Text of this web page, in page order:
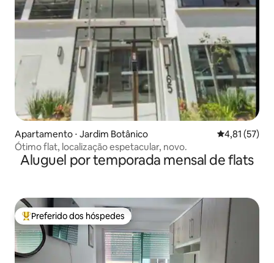
Apartamento ⋅ Jardim Botânico 4,81 de uma
4,81 (57)
Ótimo flat, localização espetacular, novo.
Aluguel por temporada mensal de flats
Entre os melhores preferidos dos hóspedes
Preferido dos hóspedes